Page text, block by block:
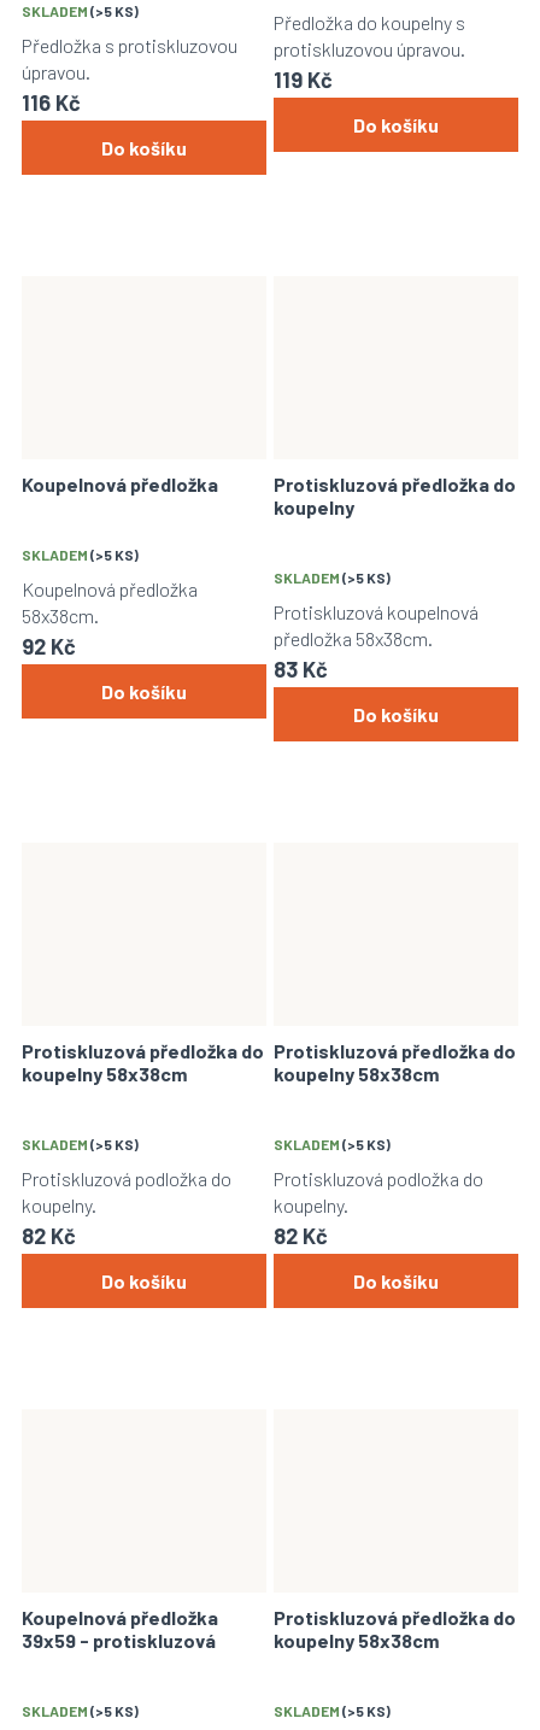
SKLADEM (>5 KS)
116 Kč
Do košíku
Předložka s protiskluzovou
úpravou.
119 Kč
Do košíku
Předložka do koupelny s
protiskluzovou úpravou.
Koupelnová předložka
SKLADEM (>5 KS)
92 Kč
Do košíku
Koupelnová předložka
58x38cm.
Protiskluzová předložka do
koupelny
SKLADEM (>5 KS)
83 Kč
Do košíku
Protiskluzová koupelnová
předložka 58x38cm.
Protiskluzová předložka do
koupelny 58x38cm
SKLADEM (>5 KS)
82 Kč
Do košíku
Protiskluzová podložka do
koupelny.
Protiskluzová předložka do
koupelny 58x38cm
SKLADEM (>5 KS)
82 Kč
Do košíku
Protiskluzová podložka do
koupelny.
Koupelnová předložka
39x59 - protiskluzová
SKLADEM (>5 KS)
Protiskluzová předložka do
koupelny 58x38cm
SKLADEM (>5 KS)